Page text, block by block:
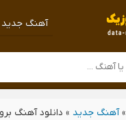
آهنگ جدید
»آهنگ جدید » دانلود آهنگ